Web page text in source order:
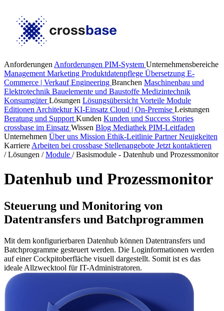
Anforderungen Anforderungen PIM-System Unternehmensbereiche
Management Marketing Produktdatenpflege Übersetzung E-
Commerce | VerkaufEngineering Branchen Maschinenbau und
Elektrotechnik Bauelemente und Baustoffe Medizintechnik
KonsumgüterLösungen Lösungsübersicht Vorteile Module
Editionen ArchitekturKI-Einsatz Cloud | On-Premise Leistungen
Beratung und Support Kunden Kunden und Success Stories
crossbase im Einsatz Wissen Blog Mediathek PIM-Leitfaden
Unternehmen Über uns Mission Ethik-Leitlinie PartnerNeuigkeiten
Karriere Arbeiten bei crossbase Stellenangebote Jetzt kontaktieren
/ Lösungen / Module / Basismodule - Datenhub und Prozessmonitor
Datenhub und Prozessmonitor
Steuerung und Monitoring von
Datentransfers und Batchprogrammen
Mit dem konfigurierbaren Datenhub können Datentransfers und
Batchprogramme gesteuert werden. Die Loginformationen werden
auf einer Cockpitoberfläche visuell dargestellt. Somit ist es das
ideale Allzwecktool für IT-Administratoren.